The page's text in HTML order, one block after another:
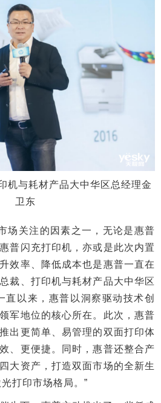
机与耗材产品大中华区总经理金
卫东
关注的因素之一，无论是惠普
普闪充打印机，亦或是此次内置
效率、降低成本也是惠普一直在
裁、打印机与耗材产品大中华区
直以来，惠普以洞察驱动技术创
军地位的核心所在。此次，惠普
出更简单、易管理的双面打印体
、更便捷。同时，惠普还整合产
大资产，打造双面市场的全新生
打印市场格局。”